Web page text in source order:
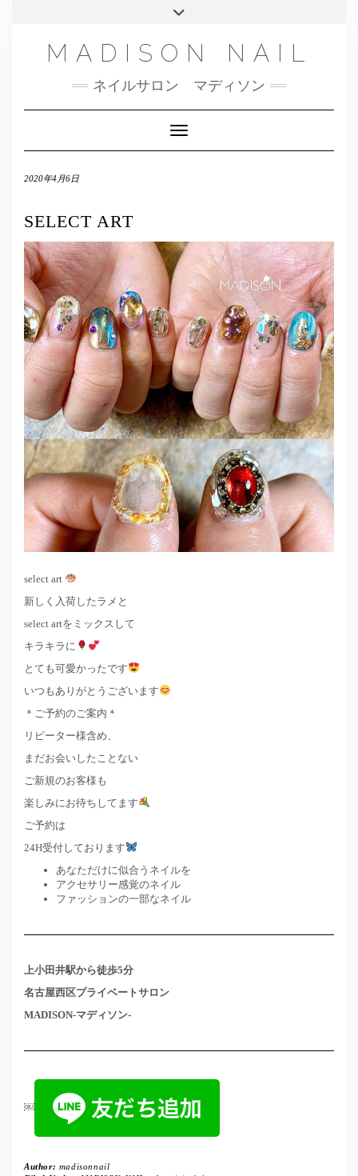
NAILBOOK(ご予約はこちら）
FACEBOOK
メール
MADISON NAIL
ネイルサロン マディソン
Toggle Navigation
2020年4月6日
SELECT ART
select art
新しく入荷したラメと
select artをミックスして
キラキラに
とても可愛かったです
いつもありがとうございます
＊ご予約のご案内＊
リピーター様含め、
まだお会いしたことない
ご新規のお客様も
楽しみにお待ちしてます
ご予約は
24H受付しております
あなただけに似合うネイルを
アクセサリー感覚のネイル
ファッションの一部なネイル
上小田井駅から徒歩5分
名古屋西区プライベートサロン
MADISON-マディソン-
￼
Author: madisonnail